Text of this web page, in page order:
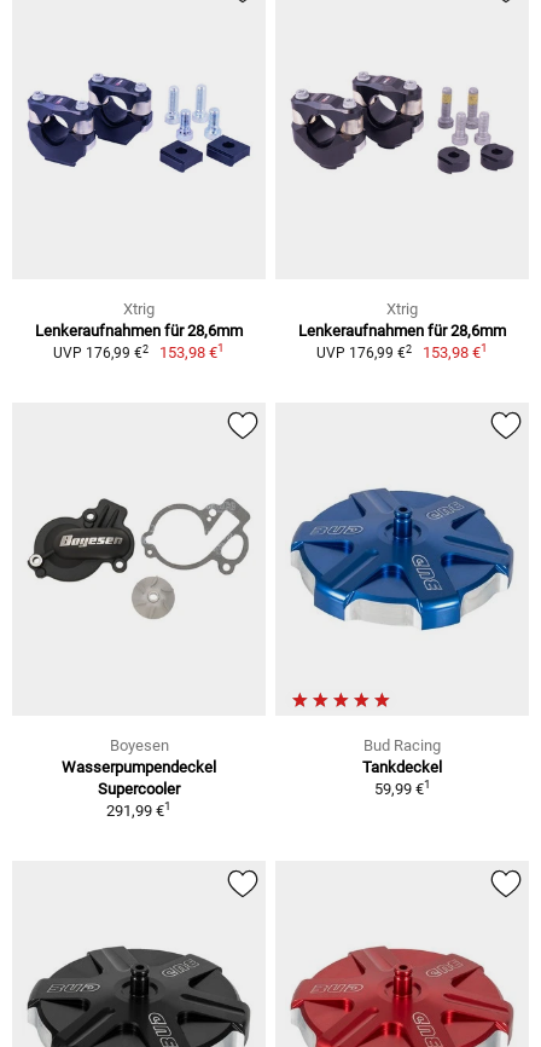
Xtrig
Lenkeraufnahmen für 28,6mm
UVP 176,99 €2 153,98 €1
Xtrig
Lenkeraufnahmen für 28,6mm
UVP 176,99 €2 153,98 €1
Boyesen
Wasserpumpendeckel
Supercooler
291,99 €1
Bud Racing
Tankdeckel
59,99 €1